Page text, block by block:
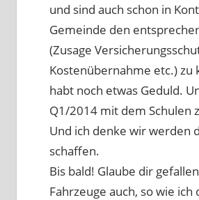
und sind auch schon in
Gemeinde den
(Zusage
Kostenübernahme etc.) zu
habt noch etwas Geduld.
Q1/2014 mit dem Schulen
Und ich denke wir werden
schaffen.
Bis bald! Glaube dir
Fahrzeuge auch, so wie ich